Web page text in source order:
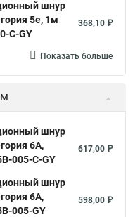
шнур
5е, 1м
C-GY
368,10 ₽
Показать больше
шнур
6A,
005-C-GY
617,00 ₽
шнур
6A,
005-GY
598,00 ₽